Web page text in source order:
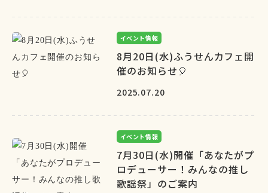
イベント情報
8月20日(水)ふうせんカフェ開
催のお知らせ🎈
2025.07.20
イベント情報
7月30日(水)開催「あなたがプ
ロデューサー！みんなの推し
歌謡祭」のご案内